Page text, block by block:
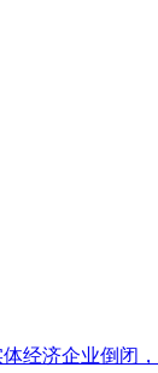
经济企业倒闭，